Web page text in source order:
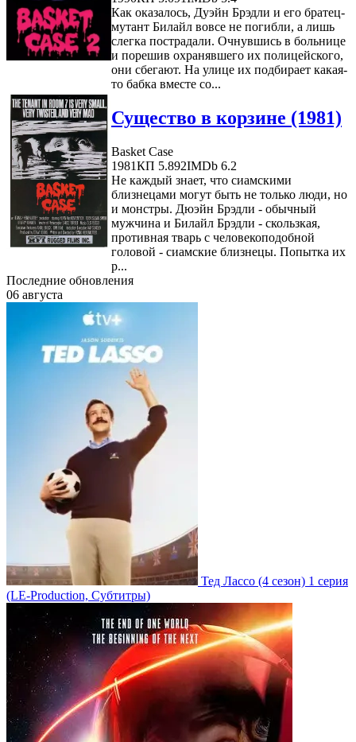
Как оказалось, Дуэйн Брэдли и его братец-
мутант Билайл вовсе не погибли, а лишь
слегка пострадали. Очнувшись в больнице
и порешив охранявшего их полицейского,
они сбегают. На улице их подбирает какая-
то бабка вместе со...
Существо в корзине (1981)
Basket Case
1981КП 5.892IMDb 6.2
Не каждый знает, что сиамскими
близнецами могут быть не только люди, но
и монстры. Дюэйн Брэдли - обычный
мужчина и Билайл Брэдли - скользкая,
противная тварь с человекоподобной
головой - сиамские близнецы. Попытка их
р...
Последние обновления
06 августа
Тед Лассо (4 сезон) 1 серия
(LE-Production, Субтитры)